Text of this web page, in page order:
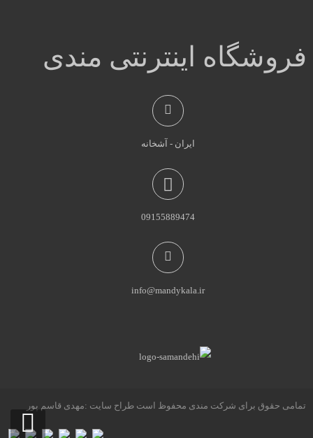
فروشگاه اینترنتی مندی
ایران - آشخانه
09155889474
info@mandykala.ir
تمامی حقوق برای شرکت مندی محفوظ است طراح سایت :مهدی قاسم پور